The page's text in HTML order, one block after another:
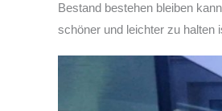
Bestand bestehen bleiben
schöner und leichter zu halten